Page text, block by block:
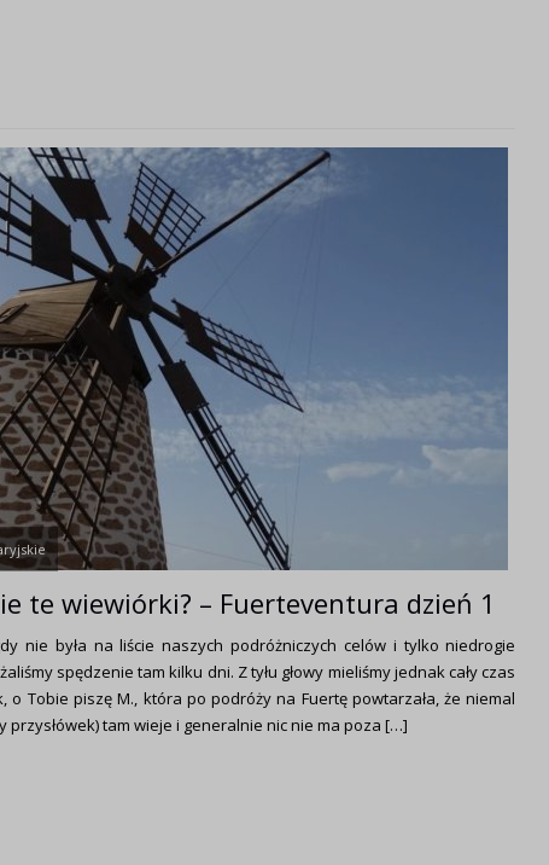
te wiewiórki? – Fuerteventura dzień 1
nie była na liście naszych podróżniczych celów i tylko niedrogie
spędzenie tam kilku dni. Z tyłu głowy mieliśmy jednak cały czas
Tobie piszę M., która po podróży na Fuertę powtarzała, że niemal
przysłówek) tam wieje i generalnie nic nie ma poza […]